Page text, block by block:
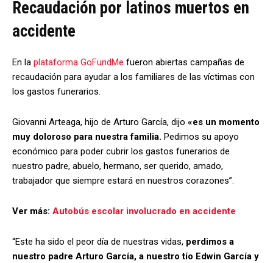
Recaudación por latinos muertos en
accidente
En la plataforma GoFundMe fueron abiertas campañas de
recaudación para ayudar a los familiares de las víctimas con
los gastos funerarios.
Giovanni Arteaga, hijo de Arturo García, dijo «es un momento
muy doloroso para nuestra familia. Pedimos su apoyo
económico para poder cubrir los gastos funerarios de
nuestro padre, abuelo, hermano, ser querido, amado,
trabajador que siempre estará en nuestros corazones”.
Ver más: Autobús escolar involucrado en accidente
“Este ha sido el peor día de nuestras vidas, perdimos a
nuestro padre Arturo García, a nuestro tío Edwin García y